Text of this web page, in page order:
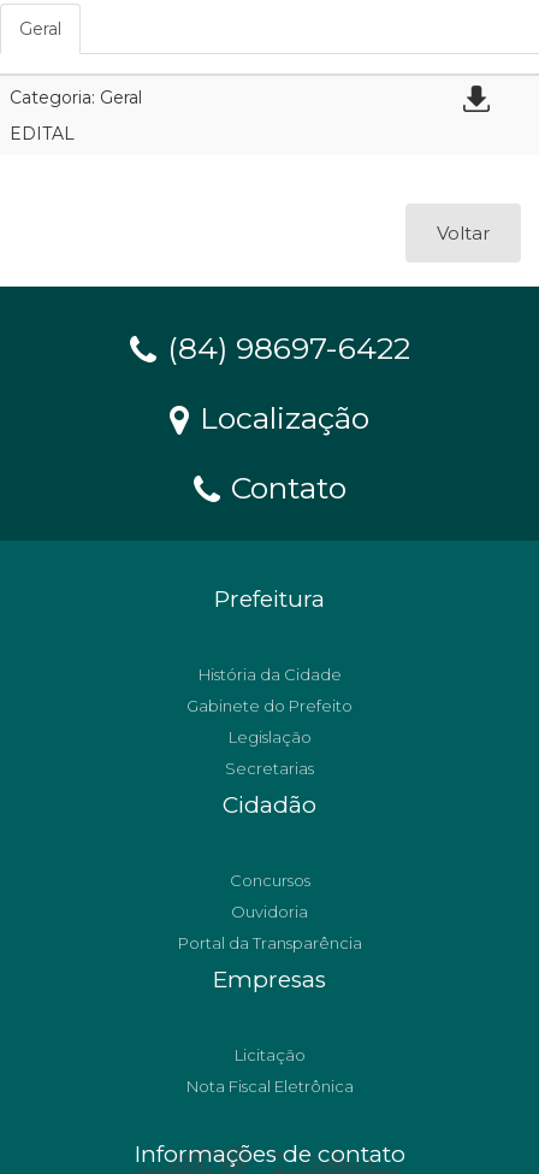
Geral
Categoria: Geral
EDITAL
Voltar
(84) 98697-6422
Localização
Contato
Prefeitura
História da Cidade
Gabinete do Prefeito
Legislação
Secretarias
Cidadão
Concursos
Ouvidoria
Portal da Transparência
Empresas
Licitação
Nota Fiscal Eletrônica
Informações de contato